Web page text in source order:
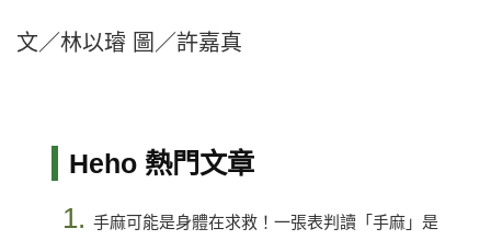
文／林以璿 圖／許嘉真
Heho 熱門文章
1. 手麻可能是身體在求救！一張表判讀「手麻」是